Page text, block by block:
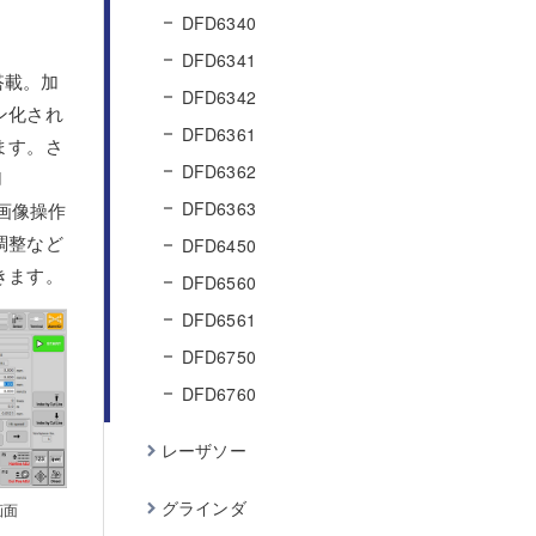
。加
化され
す。さ
像操作
整など
す。
DFD6340
DFD6341
DFD6342
DFD6361
DFD6362
DFD6363
DFD6450
DFD6560
DFD6561
DFD6750
DFD6760
レーザソー
グラインダ